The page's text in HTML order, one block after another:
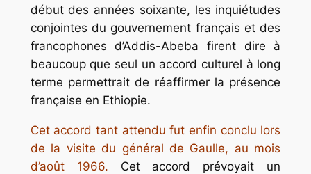
début des années soixante, les inquiétudes
conjointes du gouvernement français et des
francophones d’Addis-Abeba firent dire à
beaucoup que seul un accord culturel à long
terme permettrait de réaffirmer la présence
française en Ethiopie.
Cet accord tant attendu fut enfin conclu lors
de la visite du général de Gaulle, au mois
d’août 1966. Cet accord prévoyait un